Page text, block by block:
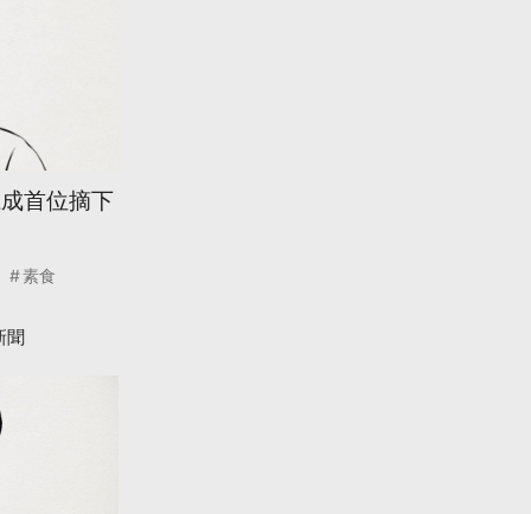
首位摘下
素食
聞